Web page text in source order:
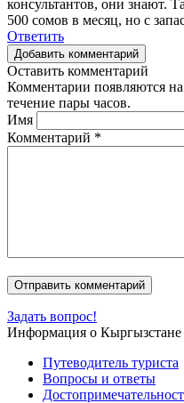
консультантов, они знают.
500 сомов в месяц, но с
Ответить
Добавить комментарий
Оставить комментарий
Комментарии появляются
течение пары часов.
Имя
Комментарий *
Задать вопрос!
Информация о Кыргызстане
Путеводитель туриста
Вопросы и ответы